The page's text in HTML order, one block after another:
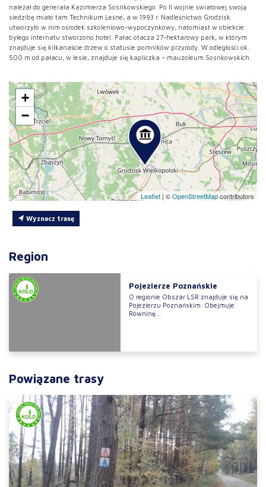
należał do generała Kazimierza Sosnkowskiego. Po II wojnie światowej swoją
siedzibę miało tam Technikum Leśne, a w 1993 r. Nadleśnictwo Grodzisk
utworzyło w nim ośrodek szkoleniowo-wypoczynkowy, natomiast w obiekcie
byłego internatu stworzono hotel. Pałac otacza 27-hektarowy park, w którym
znajduje się kilkanaście drzew o statusie pomników przyrody. W odległości ok.
500 m od pałacu, w lesie, znajduje się kapliczka – mauzoleum Sosnkowskich.
+
−
Leaflet | ©OpenStreetMapcontributors
Wyznacz trasę
Region
Pojezierze Poznańskie
O regionie Obszar LSR znajduje się na
Pojezierzu Poznańskim. Obejmuje
Równinę...
Powiązane trasy